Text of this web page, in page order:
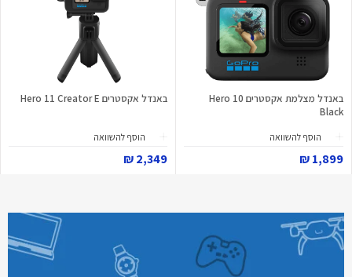
באנדל מצלמת אקסטרים Hero 10
Black
הוסף להשוואה
1,899 ₪
באנדל אקסטרים Hero 11 Creator E
הוסף להשוואה
2,349 ₪